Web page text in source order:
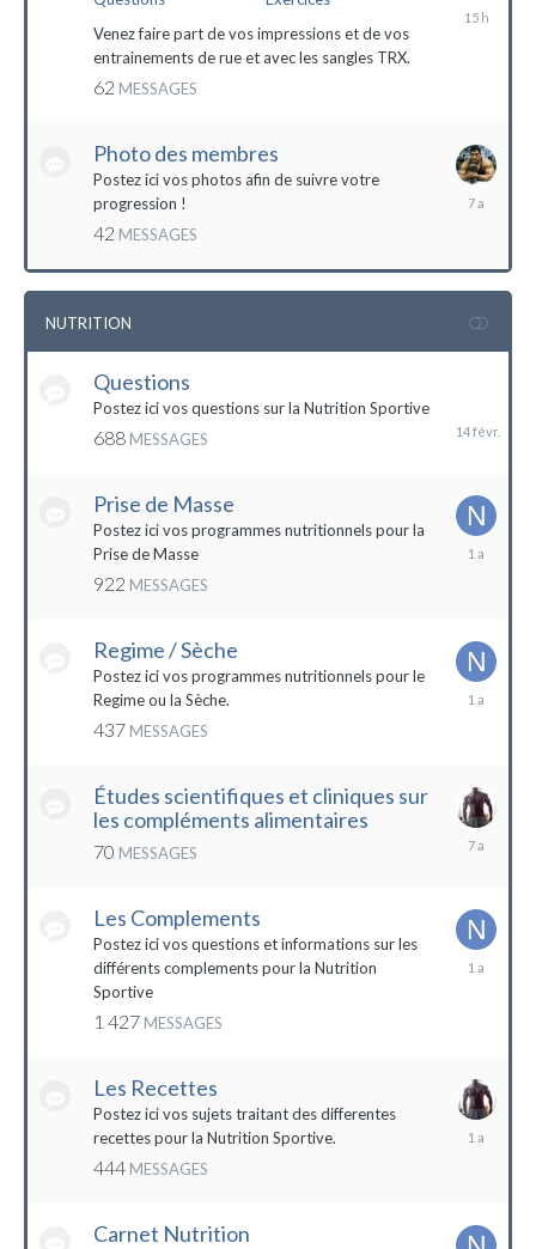
Venez faire part de vos impressions et de vos
entrainements de rue et avec les sangles TRX.
62 MESSAGES
Photo des membres
Postez ici vos photos afin de suivre votre
progression !
42 MESSAGES
18
NUTRITION
Questions
Postez ici vos questions sur la Nutrition Sportive
688 MESSAGES
Prise de Masse
Postez ici vos programmes nutritionnels pour la
Prise de Masse
922 MESSAGES
19
Regime / Sèche
Postez ici vos programmes nutritionnels pour le
Regime ou la Sèche.
437 MESSAGES
18
Études scientifiques et cliniques sur
les compléments alimentaires
70 MESSAGES
18
Les Complements
Postez ici vos questions et informations sur les
différents complements pour la Nutrition
Sportive
1 427 MESSAGES
Les Recettes
Postez ici vos sujets traitant des differentes
recettes pour la Nutrition Sportive.
444 MESSAGES
Carnet Nutrition